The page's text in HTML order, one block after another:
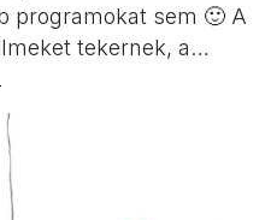
programokat sem 🙂 A
tekernek, a
a négy vasárnapon át
és Liza című